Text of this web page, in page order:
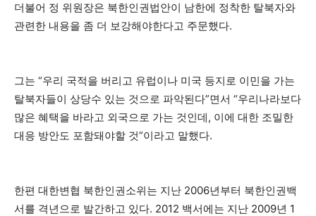
더불어 정 위원장은 북한인권법안이 남한에 정착한 탈북자와
관련한 내용을 좀 더 보강해야한다고 주문했다.
그는 “우리 국적을 버리고 유럽이나 미국 등지로 이민을 가는
탈북자들이 상당수 있는 것으로 파악된다”면서 “우리나라보다
많은 혜택을 바라고 외국으로 가는 것인데, 이에 대한 조밀한
대응 방안도 포함돼야할 것”이라고 말했다.
한편 대한변협 북한인권소위는 지난 2006년부터 북한인권백
서를 격년으로 발간하고 있다. 2012 백서에는 지난 2009년 1